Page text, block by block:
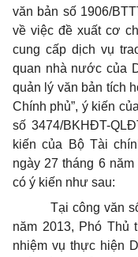
văn bản số 1906/
về việc đề xuất cơ
cung cấp dịch vụ
quan nhà nước của
quản lý văn bản tích
Chính phủ”, ý kiến
số 3474/BKHĐT-
kiến của Bộ Tài
ngày 27 tháng 6
có ý kiến như sau:
Tại công văn
năm 2013, Phó Thủ
nhiệm vụ thực hiện